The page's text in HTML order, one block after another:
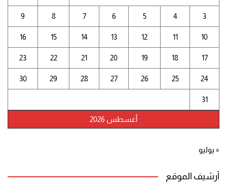
أغسطس 2026
3
4
5
6
7
8
9
10
11
12
13
14
15
16
17
18
19
20
21
22
23
24
25
26
27
28
29
30
31
« يوليو
أرشيف الموقع